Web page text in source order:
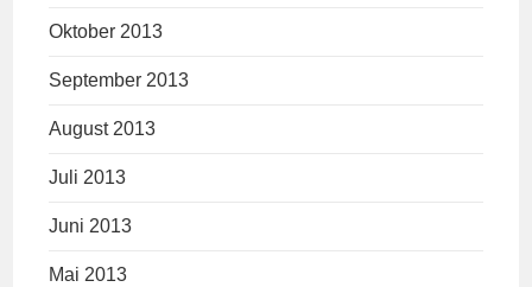
Oktober 2013
September 2013
August 2013
Juli 2013
Juni 2013
Mai 2013